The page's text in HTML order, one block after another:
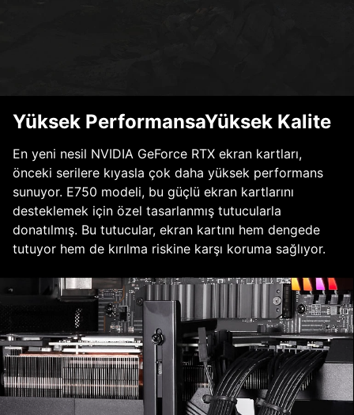
Yüksek PerformansaYüksek Kalite
En yeni nesil NVIDIA GeForce RTX ekran kartları,
önceki serilere kıyasla çok daha yüksek performans
sunuyor. E750 modeli, bu güçlü ekran kartlarını
desteklemek için özel tasarlanmış tutucularla
donatılmış. Bu tutucular, ekran kartını hem dengede
tutuyor hem de kırılma riskine karşı koruma sağlıyor.